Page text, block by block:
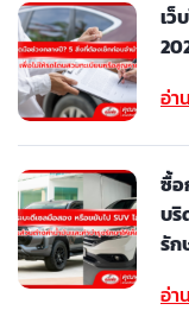
เว็
อ่า
ซื้อ
บริ
รัก
อ่า